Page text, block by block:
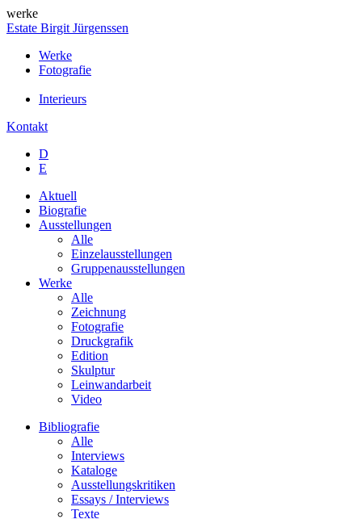
werke
Estate Birgit Jürgenssen
Werke
Fotografie
Interieurs
Kontakt
D
E
Aktuell
Biografie
Ausstellungen
Alle
Einzelausstellungen
Gruppenausstellungen
Werke
Alle
Zeichnung
Fotografie
Druckgrafik
Edition
Skulptur
Leinwandarbeit
Video
Bibliografie
Alle
Interviews
Kataloge
Ausstellungskritiken
Essays / Interviews
Texte